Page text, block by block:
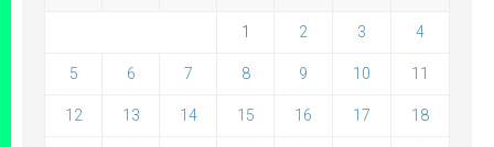
1 2 3 4
5 6 7 8 9 10 11
12 13 14 15 16 17 18